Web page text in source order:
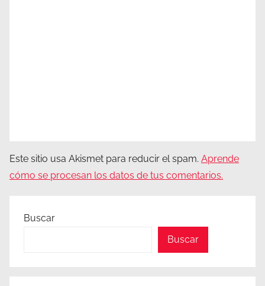
Este sitio usa Akismet para reducir el spam. Aprende
cómo se procesan los datos de tus comentarios.
Buscar
Buscar